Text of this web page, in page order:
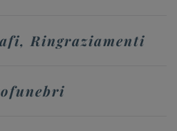
Ringraziamenti